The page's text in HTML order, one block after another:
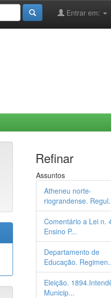
Entrar em:
Refinar
Assuntos
Atheneu norte-
riograndense.
Comentário a Lei n.
Ensino P...
Departamento de
Educação.
Eleição.
Municip...